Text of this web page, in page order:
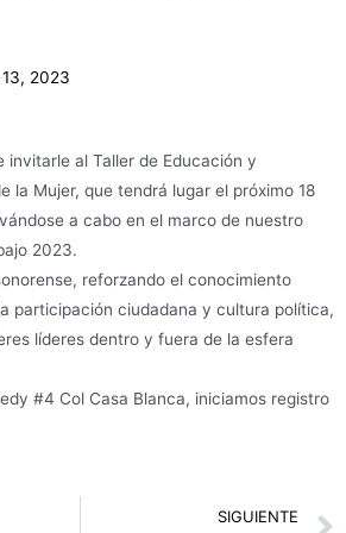
2023
invitarle al Taller de Educación y
la Mujer, que tendrá lugar el próximo 18
a cabo en el marco de nuestro
2023.
reforzando el conocimiento
participación ciudadana y cultura política,
líderes dentro y fuera de la esfera
#4 Col Casa Blanca, iniciamos registro
SIGUIENTE